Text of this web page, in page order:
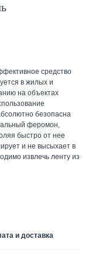
средство
в жилых и
на объектах
безопасна
феромон,
быстро от нее
и не высыхает в
извлечь ленту из
и доставка